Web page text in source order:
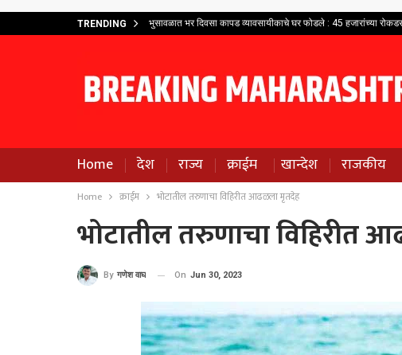
TRENDING भुसावळात भर दिवसा कापड व्यावसायीकाचे घर फोडले : 45 हजारांच्या
Home देश राज्य क्राईम खान्देश राजकीय
Home क्राईम भोटातील तरुणाचा विहिरीत आढळला मृतदेह
भोटातील तरुणाचा विहिरीत
By गणेश वाघ On Jun 30, 2023